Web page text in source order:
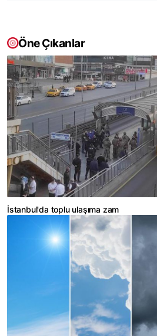
Öne Çıkanlar
İstanbul'da toplu ulaşıma zam